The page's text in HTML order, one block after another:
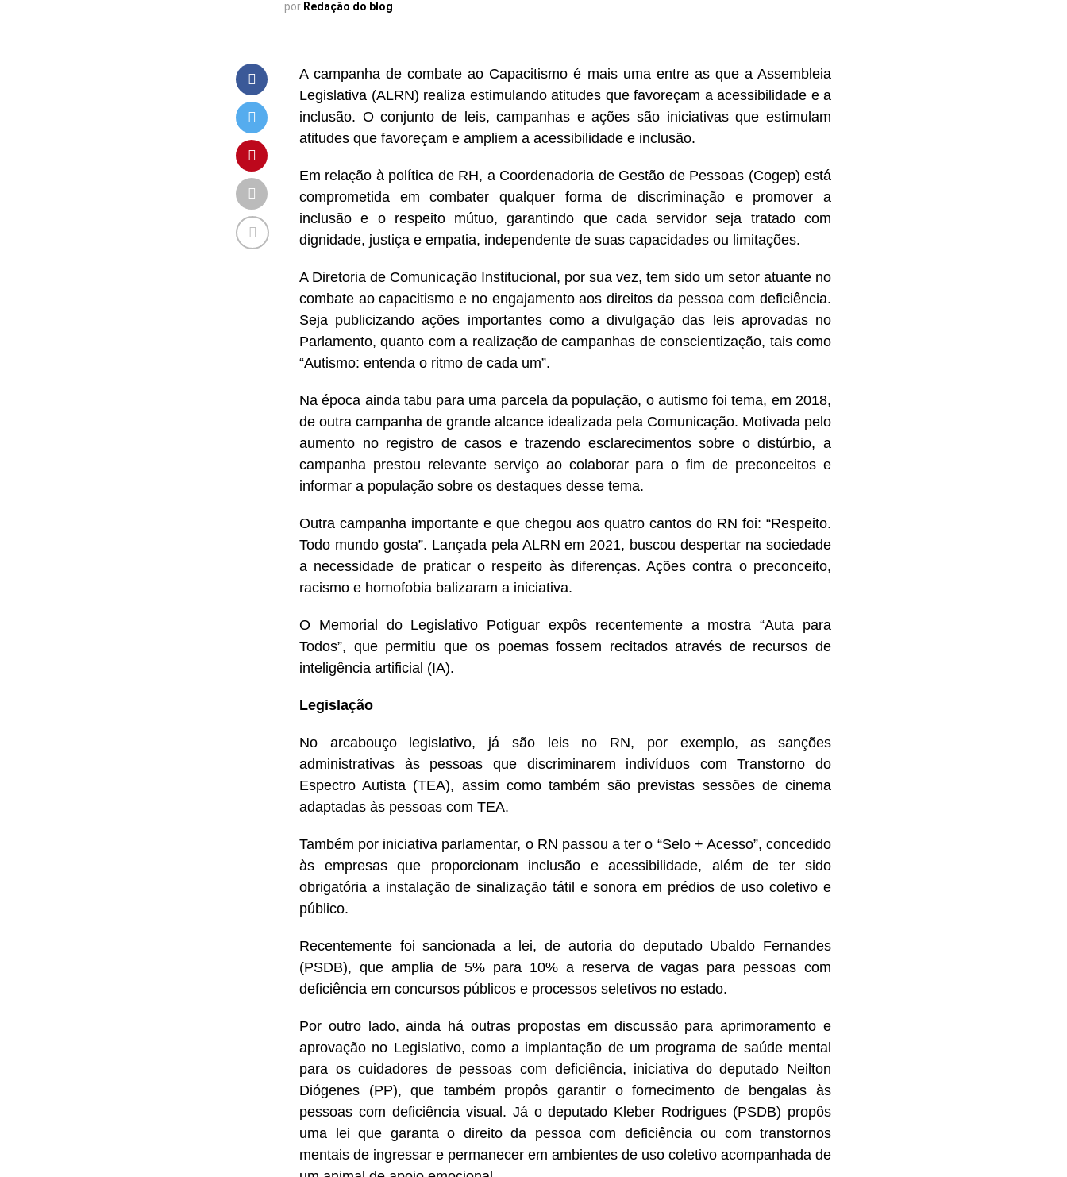
por Redação do blog
A campanha de combate ao Capacitismo é mais uma entre as que a Assembleia
Legislativa (ALRN) realiza estimulando atitudes que favoreçam a acessibilidade e a
inclusão. O conjunto de leis, campanhas e ações são iniciativas que estimulam
atitudes que favoreçam e ampliem a acessibilidade e inclusão.
Em relação à política de RH, a Coordenadoria de Gestão de Pessoas (Cogep) está
comprometida em combater qualquer forma de discriminação e promover a
inclusão e o respeito mútuo, garantindo que cada servidor seja tratado com
dignidade, justiça e empatia, independente de suas capacidades ou limitações.
A Diretoria de Comunicação Institucional, por sua vez, tem sido um setor atuante no
combate ao capacitismo e no engajamento aos direitos da pessoa com deficiência.
Seja publicizando ações importantes como a divulgação das leis aprovadas no
Parlamento, quanto com a realização de campanhas de conscientização, tais como
“Autismo: entenda o ritmo de cada um”.
Na época ainda tabu para uma parcela da população, o autismo foi tema, em 2018,
de outra campanha de grande alcance idealizada pela Comunicação. Motivada pelo
aumento no registro de casos e trazendo esclarecimentos sobre o distúrbio, a
campanha prestou relevante serviço ao colaborar para o fim de preconceitos e
informar a população sobre os destaques desse tema.
Outra campanha importante e que chegou aos quatro cantos do RN foi: “Respeito.
Todo mundo gosta”. Lançada pela ALRN em 2021, buscou despertar na sociedade
a necessidade de praticar o respeito às diferenças. Ações contra o preconceito,
racismo e homofobia balizaram a iniciativa.
O Memorial do Legislativo Potiguar expôs recentemente a mostra “Auta para
Todos”, que permitiu que os poemas fossem recitados através de recursos de
inteligência artificial (IA).
Legislação
No arcabouço legislativo, já são leis no RN, por exemplo, as sanções
administrativas às pessoas que discriminarem indivíduos com Transtorno do
Espectro Autista (TEA), assim como também são previstas sessões de cinema
adaptadas às pessoas com TEA.
Também por iniciativa parlamentar, o RN passou a ter o “Selo + Acesso”, concedido
às empresas que proporcionam inclusão e acessibilidade, além de ter sido
obrigatória a instalação de sinalização tátil e sonora em prédios de uso coletivo e
público.
Recentemente foi sancionada a lei, de autoria do deputado Ubaldo Fernandes
(PSDB), que amplia de 5% para 10% a reserva de vagas para pessoas com
deficiência em concursos públicos e processos seletivos no estado.
Por outro lado, ainda há outras propostas em discussão para aprimoramento e
aprovação no Legislativo, como a implantação de um programa de saúde mental
para os cuidadores de pessoas com deficiência, iniciativa do deputado Neilton
Diógenes (PP), que também propôs garantir o fornecimento de bengalas às
pessoas com deficiência visual. Já o deputado Kleber Rodrigues (PSDB) propôs
uma lei que garanta o direito da pessoa com deficiência ou com transtornos
mentais de ingressar e permanecer em ambientes de uso coletivo acompanhada de